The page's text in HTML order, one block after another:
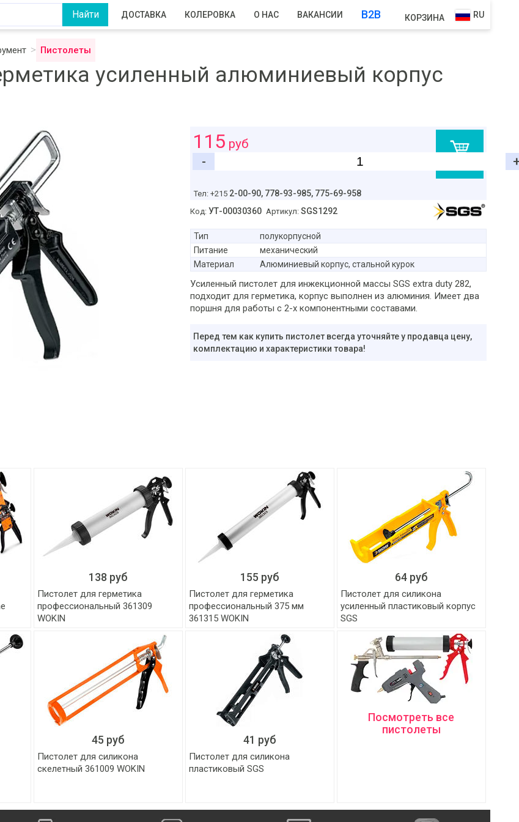
ДОСТАВКА КОЛЕРОВКА О НАС ВАКАНСИИ B2B КОРЗИНА RU
Пистолеты
усиленный алюминиевый корпус
115 руб
-
Тел: +215 2-00-90, 778-93-985, 775-69-958
Код: УТ-00030360 Артикул: SGS1292
Тип
полукорпусной
Питание
механический
Материал
Алюминиевый корпус, стальной курок
Усиленный пистолет для инжекционной массы SGS extra duty 282,
подходит для герметика, корпус выполнен из алюминия. Имеет два
поршня для работы с 2-х компонентными составами.
Перед тем как купить пистолет всегда уточняйте у продавца цену,
комплектацию и характеристики товара!
138 руб
Пистолет для герметика
профессиональный 361309
WOKIN
155 руб
Пистолет для герметика
профессиональный 375 мм
361315 WOKIN
64 руб
Пистолет для силикона
усиленный пластиковый корпус
SGS
45 руб
Пистолет для силикона
скелетный 361009 WOKIN
41 руб
Пистолет для силикона
пластиковый SGS
Посмотреть все
пистолеты